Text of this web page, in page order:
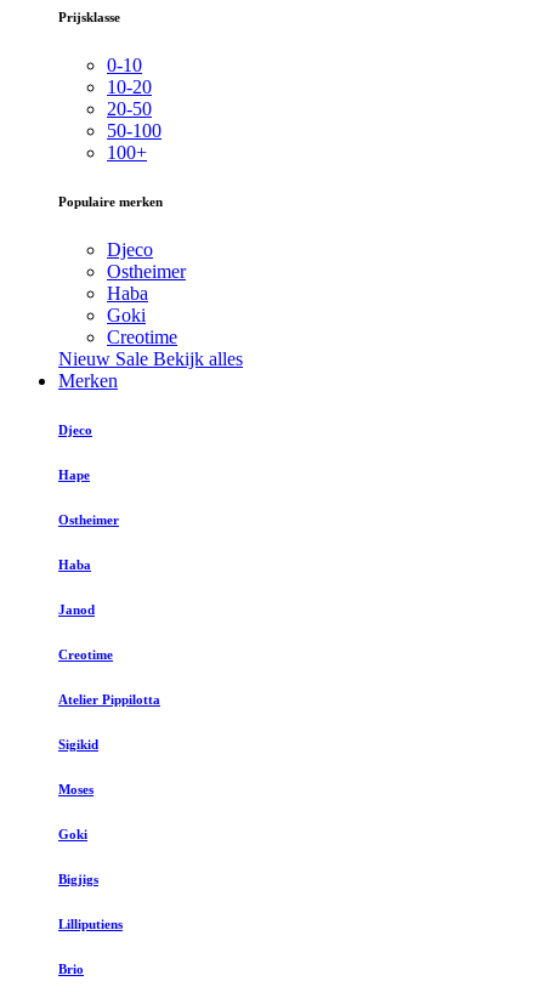
Prijsklasse
0-10
10-20
20-50
50-100
100+
Populaire merken
Djeco
Ostheimer
Haba
Goki
Creotime
Nieuw Sale Bekijk alles
Merken
Djeco
Hape
Ostheimer
Haba
Janod
Creotime
Atelier Pippilotta
Sigikid
Moses
Goki
Bigjigs
Lilliputiens
Brio